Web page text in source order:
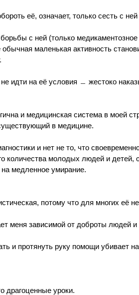
её, означает, только сесть с ней
с ней (только медикаментозное
маленькая активность
идти на её условия ﹘ жестоко
и медицинская система в моей
в медицине.
и нет не то, что
количества молодых людей и
медленное умирание.
потому что для многих её
меня зависимой от доброты людей
и протянуть руку помощи убивает
драгоценные уроки.